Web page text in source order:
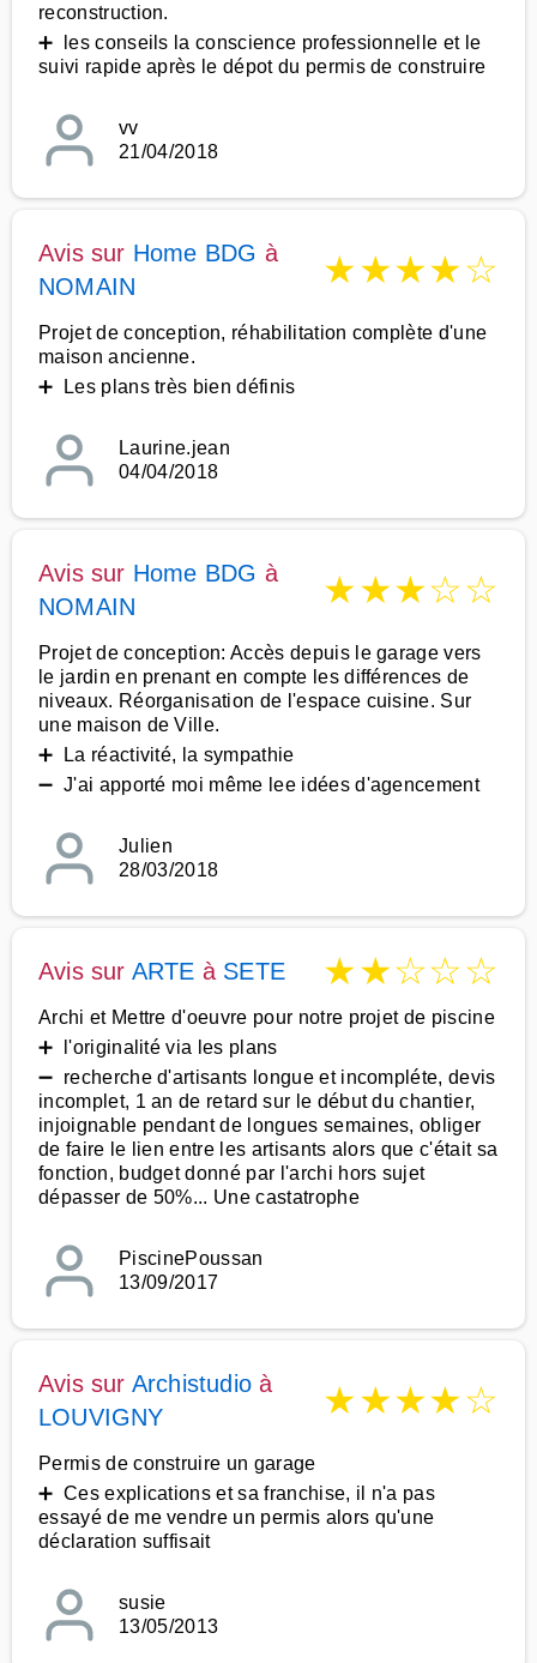
reconstruction.
➕ les conseils la conscience professionnelle et le
suivi rapide après le dépot du permis de construire
vv
21/04/2018
Avis sur Home BDG à
NOMAIN
★★★★☆
Projet de conception, réhabilitation complète d'une
maison ancienne.
➕ Les plans très bien définis
Laurine.jean
04/04/2018
Avis sur Home BDG à
NOMAIN
★★★☆☆
Projet de conception: Accès depuis le garage vers
le jardin en prenant en compte les différences de
niveaux. Réorganisation de l'espace cuisine. Sur
une maison de Ville.
➕ La réactivité, la sympathie
➖ J'ai apporté moi même lee idées d'agencement
Julien
28/03/2018
Avis sur ARTE à SETE ★★☆☆☆
Archi et Mettre d'oeuvre pour notre projet de piscine
➕ l'originalité via les plans
➖ recherche d'artisants longue et incompléte, devis
incomplet, 1 an de retard sur le début du chantier,
injoignable pendant de longues semaines, obliger
de faire le lien entre les artisants alors que c'était sa
fonction, budget donné par l'archi hors sujet
dépasser de 50%... Une castatrophe
PiscinePoussan
13/09/2017
Avis sur Archistudio à
LOUVIGNY
★★★★☆
Permis de construire un garage
➕ Ces explications et sa franchise, il n'a pas
essayé de me vendre un permis alors qu'une
déclaration suffisait
susie
13/05/2013